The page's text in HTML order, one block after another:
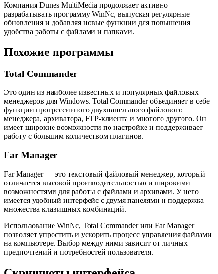
Компания Dunes MultiMedia продолжает активно
разрабатывать программу WinNc, выпуская регулярные
обновления и добавляя новые функции для повышения
удобства работы с файлами и папками.
Похожие программы
Total Commander
Это один из наиболее известных и популярных файловых
менеджеров для Windows. Total Commander объединяет в себе
функции прогрессивного двухпанельного файлового
менеджера, архиватора, FTP-клиента и многого другого. Он
имеет широкие возможности по настройке и поддерживает
работу с большим количеством плагинов.
Far Manager
Far Manager — это текстовый файловый менеджер, который
отличается высокой производительностью и широкими
возможностями для работы с файлами и архивами. У него
имеется удобный интерфейс с двумя панелями и поддержка
множества клавишных комбинаций.
Использование WinNc, Total Commander или Far Manager
позволяет упростить и ускорить процесс управления файлами
на компьютере. Выбор между ними зависит от личных
предпочтений и потребностей пользователя.